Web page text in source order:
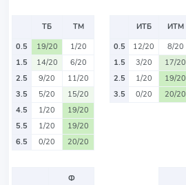
ТБ
ТМ
0.5
19/20
1/20
1.5
14/20
6/20
2.5
9/20
11/20
3.5
5/20
15/20
4.5
1/20
19/20
5.5
1/20
19/20
6.5
0/20 20/20
ИТБ
ИТМ
0.5
12/20
8/20
1.5
3/20
17/20
2.5
1/20
19/20
3.5
0/20 20/20
Ф